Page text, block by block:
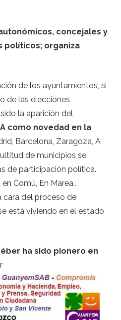
concejales y
políticos; organiza
de los ayuntamientos, si
de las elecciones
la aparición del
como novedad en la
Barcelona, Zaragoza, A
de municipios se
de participación política.
Comú, En Marea…
cara del proceso de
está viviendo en el estado
ha sido pionero en